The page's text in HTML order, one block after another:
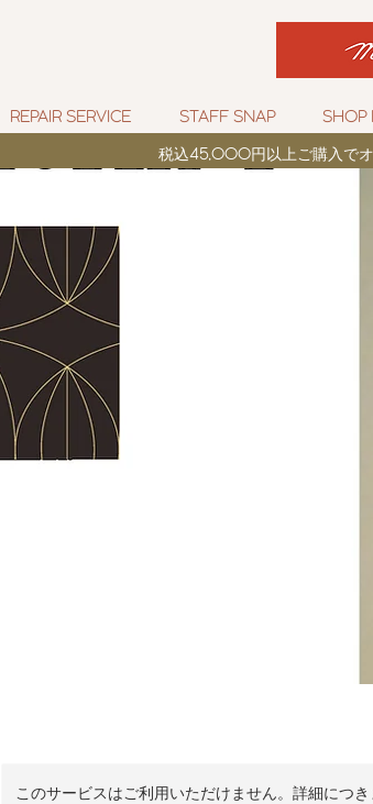
REPAIR SERVICE STAFF SNAP SHOP
このサービスはご利用いただけません。詳細につ
税込45,000円以上ご購入で